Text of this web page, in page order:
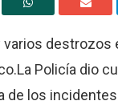
varios destrozos
Policía dio
de los